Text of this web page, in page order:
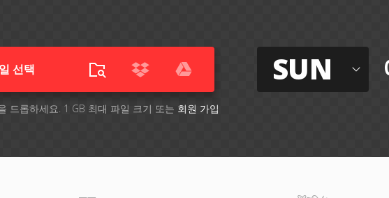
선택
드롭하세요. 1 GB 최대 파일 크기 또는 회원 가입
SUN